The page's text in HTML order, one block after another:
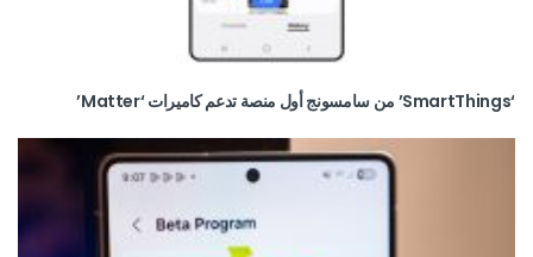
‘SmartThings’ من سامسونج أول منصة تدعم كاميرات ‘Matter’